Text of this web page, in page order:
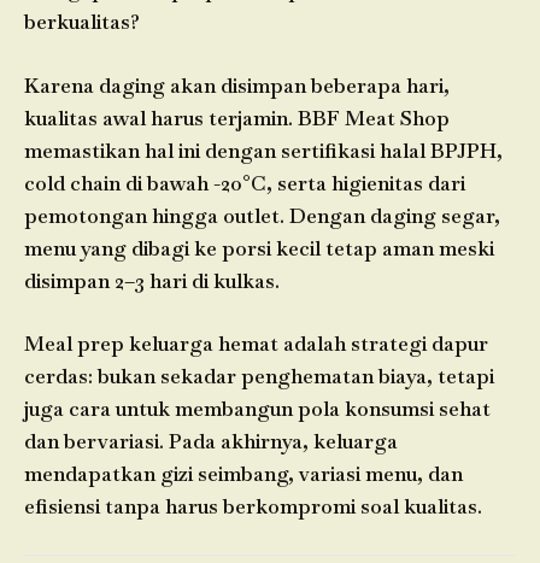
berkualitas?
Karena daging akan disimpan beberapa hari,
kualitas awal harus terjamin. BBF Meat Shop
memastikan hal ini dengan sertifikasi halal BPJPH,
cold chain di bawah -20°C, serta higienitas dari
pemotongan hingga outlet. Dengan daging segar,
menu yang dibagi ke porsi kecil tetap aman meski
disimpan 2–3 hari di kulkas.
Meal prep keluarga hemat adalah strategi dapur
cerdas: bukan sekadar penghematan biaya, tetapi
juga cara untuk membangun pola konsumsi sehat
dan bervariasi. Pada akhirnya, keluarga
mendapatkan gizi seimbang, variasi menu, dan
efisiensi tanpa harus berkompromi soal kualitas.